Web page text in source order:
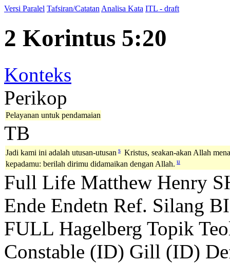
Versi Paralel Tafsiran/Catatan Analisa Kata ITL - draft
2 Korintus 5:20
Konteks
Perikop
Pelayanan untuk pendamaian
TB
Jadi kami ini adalah utusan-utusan s Kristus, seakan-akan Allah
kepadamu: berilah dirimu didamaikan dengan Allah. u
Full Life Matthew Henry
Ende Endetn Ref. Silang
FULL Hagelberg Topik
Constable (ID) Gill (ID)